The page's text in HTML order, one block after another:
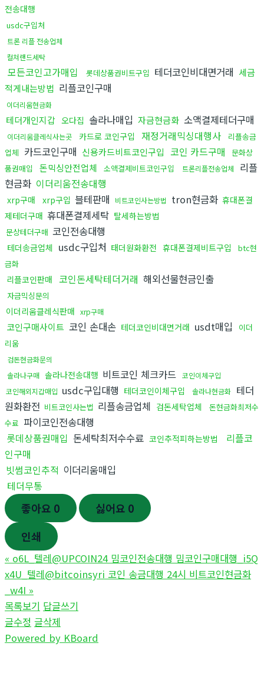
전송대행
usdc구입처
트론 리플 전송업체
컬쳐랜드세탁
모든코인고가매입 롯데상품권비트구입 테더코인비대면거래 세금
적게내는방법 리플코인구매
이더리움현금화
테더개인지갑 오다집 솔라나매입 자금현금화 소액결제테더구매
이더리움클레식사는곳 카드로 코인구입 재정거래믹싱대행사
리플송금
업체 카드코인구매 신용카드비트코인구입 코인 카드구매
문화상
품권매입
돈믹싱안전업체 소액결제비트코인구입 트론리플전송업체
리플
현금화 이더리움전송대행
xrp구매 xrp구입 블테판매 비트코인사는방법 tron현금화 휴대폰결
제테더구매 휴대폰결제세탁 탈세하는방법
문상테더구매 코인전송대행
테더송금업체 usdc구입처 태더원화환전 휴대폰결제비트구입
btc현
금화
리플코인판매 코인돈세탁테더거래 해외선물현금인출
자금믹싱문의
이더리움클레식판매 xrp구매
코인구매사이트 코인 손대손 테더코인비대면거래 usdt매입
이더
리움
검돈현금화문의
솔라나구매 솔라나전송대행 비트코인 체크카드 코인이체구입
코인해외지갑매입 usdc구입대행 테더코인이체구입 솔라나현금화 테더
원화환전 비트코인사는법 리플송금업체 검돈세탁업체
돈현금화최저수
수료 파이코인전송대행
롯데상품권매입 돈세탁최저수수료 코인추적피하는방법
리플코
인구매
빗썸코인추적 이더리움매입
테더무통
좋아요 0 싫어요 0
인쇄
« o6L_텔레@UPCOIN24 밈코인전송대행 밈코인구매대행_i5Q
x4U_텔레@bitcoinsyri 코인 송금대행 24시 비트코인현금화
_w4I »
목록보기 답글쓰기
글수정 글삭제
Powered by KBoard